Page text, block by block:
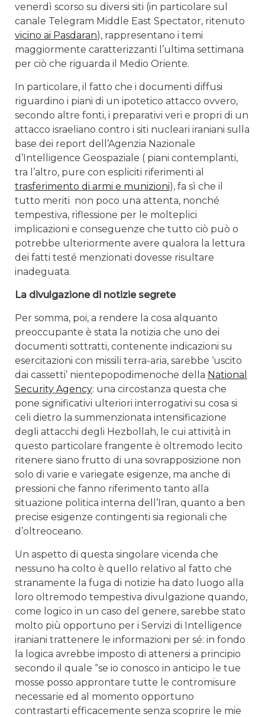
venerdì scorso su diversi siti (in particolare sul
canale Telegram Middle East Spectator, ritenuto
vicino ai Pasdaran), rappresentano i temi
maggiormente caratterizzanti l’ultima settimana
per ciò che riguarda il Medio Oriente.
In particolare, il fatto che i documenti diffusi
riguardino i piani di un ipotetico attacco ovvero,
secondo altre fonti, i preparativi veri e propri di un
attacco israeliano contro i siti nucleari iraniani sulla
base dei report dell’Agenzia Nazionale
d’Intelligence Geospaziale ( piani contemplanti,
tra l’altro, pure con espliciti riferimenti al
trasferimento di armi e munizioni), fa sì che il
tutto meriti non poco una attenta, nonché
tempestiva, riflessione per le molteplici
implicazioni e conseguenze che tutto ciò può o
potrebbe ulteriormente avere qualora la lettura
dei fatti testé menzionati dovesse risultare
inadeguata.
La divulgazione di notizie segrete
Per somma, poi, a rendere la cosa alquanto
preoccupante è stata la notizia che uno dei
documenti sottratti, contenente indicazioni su
esercitazioni con missili terra-aria, sarebbe ‘uscito
dai cassetti’ nientepopodimenoche della National
Security Agency: una circostanza questa che
pone significativi ulteriori interrogativi su cosa si
celi dietro la summenzionata intensificazione
degli attacchi degli Hezbollah, le cui attività in
questo particolare frangente è oltremodo lecito
ritenere siano frutto di una sovrapposizione non
solo di varie e variegate esigenze, ma anche di
pressioni che fanno riferimento tanto alla
situazione politica interna dell’Iran, quanto a ben
precise esigenze contingenti sia regionali che
d’oltreoceano.
Un aspetto di questa singolare vicenda che
nessuno ha colto è quello relativo al fatto che
stranamente la fuga di notizie ha dato luogo alla
loro oltremodo tempestiva divulgazione quando,
come logico in un caso del genere, sarebbe stato
molto più opportuno per i Servizi di Intelligence
iraniani trattenere le informazioni per sé: in fondo
la logica avrebbe imposto di attenersi a principio
secondo il quale “se io conosco in anticipo le tue
mosse posso approntare tutte le contromisure
necessarie ed al momento opportuno
contrastarti efficacemente senza scoprire le mie